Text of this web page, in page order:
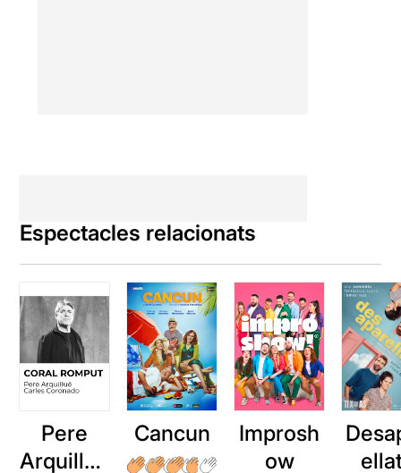
ocasions en les que podem
veure a personatges com els
Lillies, que regnen des del
allò que és bo, és dolent, el
que és bell és lleig i el que
just és injust.
Espectacles relacionats
Pere
Arquillué
Cancun
Improsh
ow